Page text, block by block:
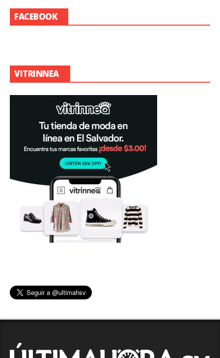
FACEBOOK
VITRINNEA